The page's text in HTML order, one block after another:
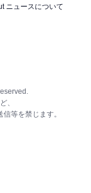
ニュースについて
、
等を禁じます。